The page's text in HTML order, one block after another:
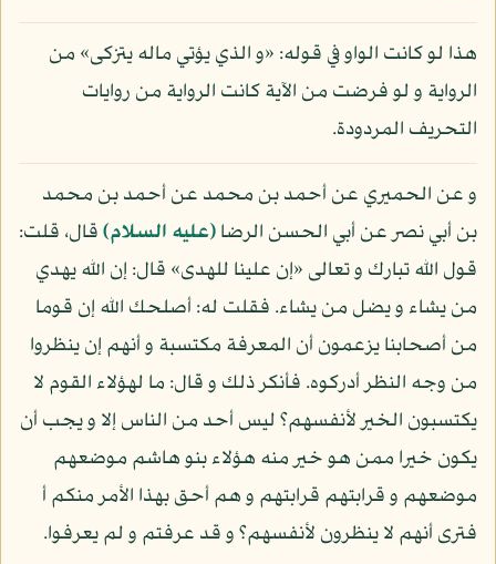
هذا لو كانت الواو في قوله: «و الذي يؤتي ماله يتزكى» من
الرواية و لو فرضت من الآية كانت الرواية من روايات
التحريف المردودة.
و عن الحميري عن أحمد بن محمد عن أحمد بن محمد
بن أبي نصر عن أبي الحسن الرضا(عليه السلام)قال، قلت:
قول الله تبارك و تعالى «إن علينا للهدى» قال: إن الله يهدي
من يشاء و يضل من يشاء. فقلت له: أصلحك الله إن قوما
من أصحابنا يزعمون أن المعرفة مكتسبة و أنهم إن ينظروا
من وجه النظر أدركوه. فأنكر ذلك و قال: ما لهؤلاء القوم لا
يكتسبون الخير لأنفسهم؟ ليس أحد من الناس إلا و يجب أن
يكون خيرا ممن هو خير منه هؤلاء بنو هاشم موضعهم
موضعهم و قرابتهم قرابتهم و هم أحق بهذا الأمر منكم أ
فترى أنهم لا ينظرون لأنفسهم؟ و قد عرفتم و لم يعرفوا.